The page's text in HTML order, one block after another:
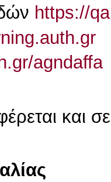
https://
agndaffa
και